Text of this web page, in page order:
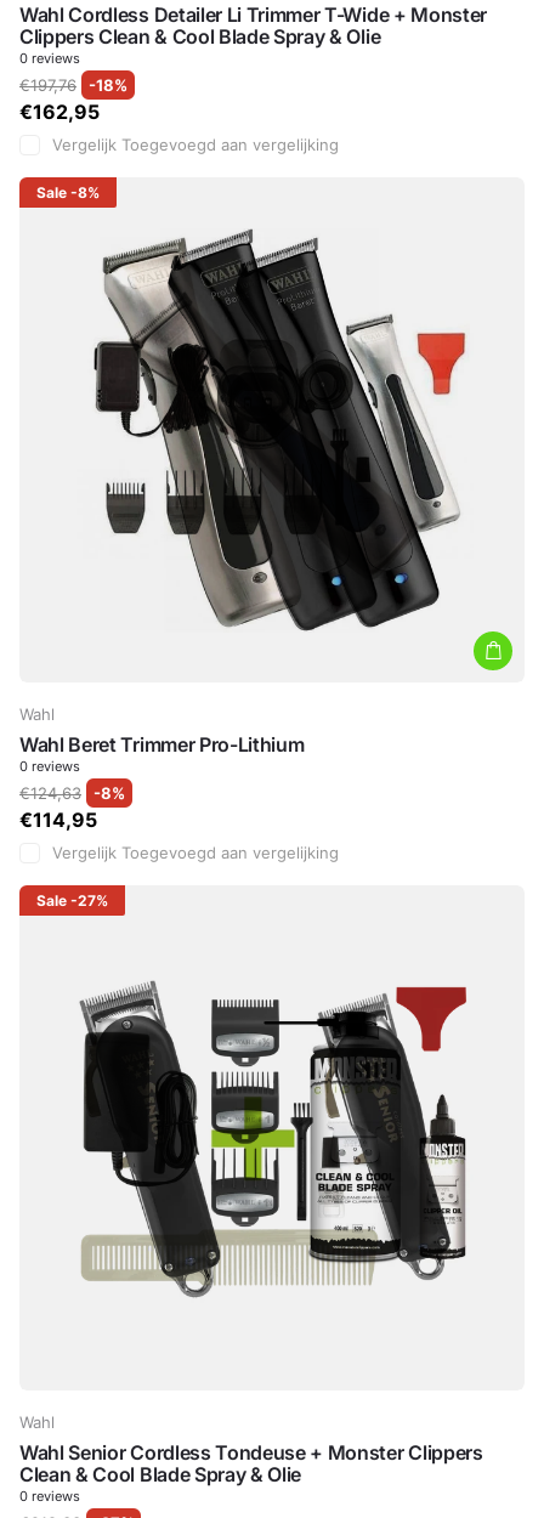
Wahl Cordless Detailer Li Trimmer T-Wide + Monster
Clippers Clean & Cool Blade Spray & Olie
0 reviews
€197,76 -18%
€162,95
Vergelijk Toegevoegd aan vergelijking
Sale -8%
Wahl
Wahl Beret Trimmer Pro-Lithium
0 reviews
€124,63 -8%
€114,95
Vergelijk Toegevoegd aan vergelijking
Sale -27%
Wahl
Wahl Senior Cordless Tondeuse + Monster Clippers
Clean & Cool Blade Spray & Olie
0 reviews